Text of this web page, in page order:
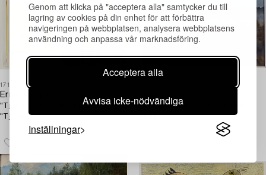
Genom att klicka på "acceptera alla" samtycker du till
lagring av cookies på din enhet för att förbättra
navigeringen på webbplatsen, analysera webbplatsens
användning och anpassa vår marknadsföring.
Acceptera alla
Avvisa icke-nödvändiga
Inställningar
1711132
Ernst Billgren
"Tjuv vid rött rum" ur portföljen
"Tjyvar".
Kustlandskap med vitkindade
gäss.